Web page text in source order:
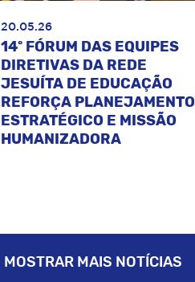
20.05.26
14º FÓRUM DAS EQUIPES
DIRETIVAS DA REDE
JESUÍTA DE EDUCAÇÃO
REFORÇA PLANEJAMENTO
ESTRATÉGICO E MISSÃO
HUMANIZADORA
MOSTRAR MAIS NOTÍCIAS